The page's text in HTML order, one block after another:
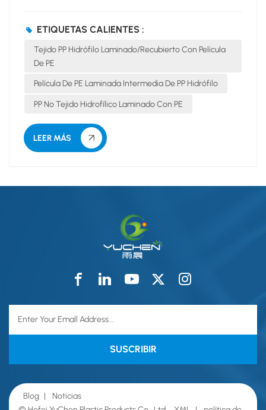
de PE laminado/saburral PP hidrófilo tela Se trata de
productos para el cuidado de heridas, como gasas estériles
y apósitos compuestos. La capa hidrófila de PP actúa como
el exudado, la sangre o los fluidos corporales de la herida
para mantener el lecho seco y libre de exceso de hume...
ETIQUETAS CALIENTES :
Tejido PP Hidrófilo Laminado/recubierto Con Película
De PE
Película De PE Laminada Intermedia De PP Hidrófilo
PP No Tejido Hidrofílico Laminado Con PE
LEER MÁS
Blog |
Noticias